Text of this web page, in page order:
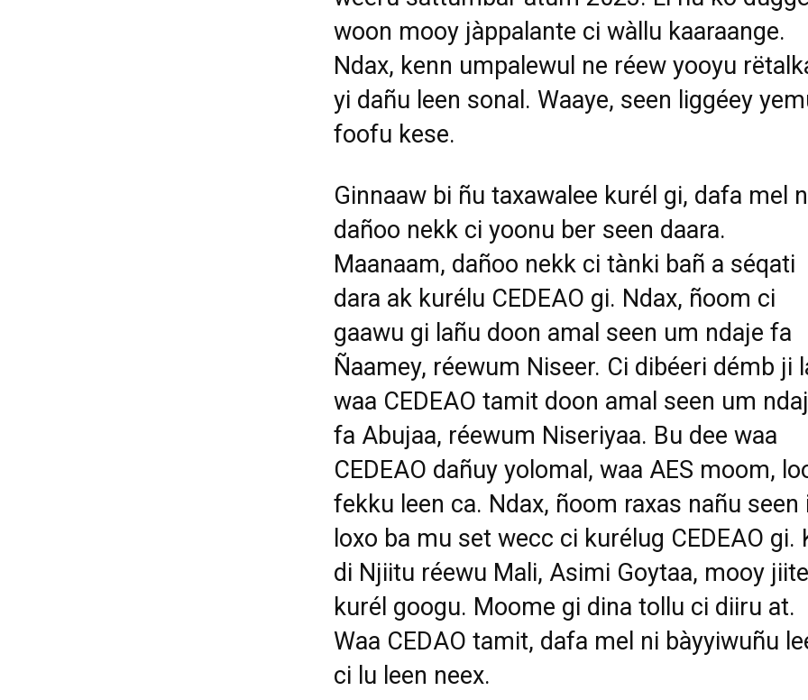
woon mooy jàppalante ci wàllu kaaraange.
Ndax, kenn umpalewul ne réew yooyu
yi dañu leen sonal. Waaye, seen liggéey
foofu kese.
Ginnaaw bi ñu taxawalee kurél gi, dafa mel
dañoo nekk ci yoonu ber seen daara.
Maanaam, dañoo nekk ci tànki bañ a séqati
dara ak kurélu CEDEAO gi. Ndax, ñoom ci
gaawu gi lañu doon amal seen um ndaje fa
Ñaamey, réewum Niseer. Ci dibéeri démb ji
waa CEDEAO tamit doon amal seen um
fa Abujaa, réewum Niseriyaa. Bu dee waa
CEDEAO dañuy yolomal, waa AES moom,
fekku leen ca. Ndax, ñoom raxas nañu seen
loxo ba mu set wecc ci kurélug CEDEAO gi.
di Njiitu réewu Mali, Asimi Goytaa, mooy jiite
kurél googu. Moome gi dina tollu ci diiru at.
Waa CEDAO tamit, dafa mel ni bàyyiwuñu
ci lu leen neex.